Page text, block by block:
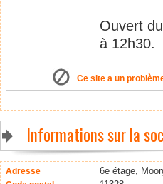
Ouvert
à 12h30.
Ce site a un
Informations sur la
Adresse 6e étage,